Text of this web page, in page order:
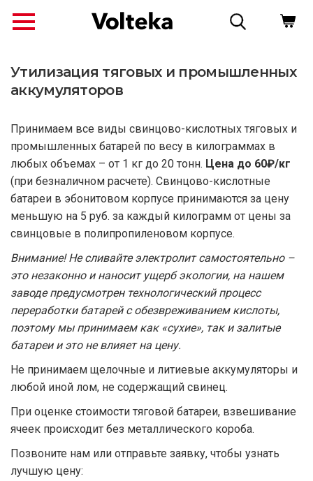
↗
Утилизация тяговых и промышленных
аккумуляторов
Принимаем все виды свинцово-кислотных тяговых и
промышленных батарей по весу в килограммах в
любых объемах – от 1 кг до 20 тонн. Цена до 60₽/кг
(при безналичном расчете). Свинцово-кислотные
батареи в эбонитовом корпусе принимаются за цену
меньшую на 5 руб. за каждый килограмм от цены за
свинцовые в полипропиленовом корпусе.
Внимание! Не сливайте электролит самостоятельно –
это незаконно и наносит ущерб экологии, на нашем
заводе предусмотрен технологический процесс
переработки батарей с обезвреживанием кислоты,
поэтому мы принимаем как «сухие», так и залитые
батареи и это не влияет на цену.
Не принимаем щелочные и литиевые аккумуляторы и
любой иной лом, не содержащий свинец.
При оценке стоимости тяговой батареи, взвешивание
ячеек происходит без металлического короба.
Позвоните нам или отправьте заявку, чтобы узнать
лучшую цену: